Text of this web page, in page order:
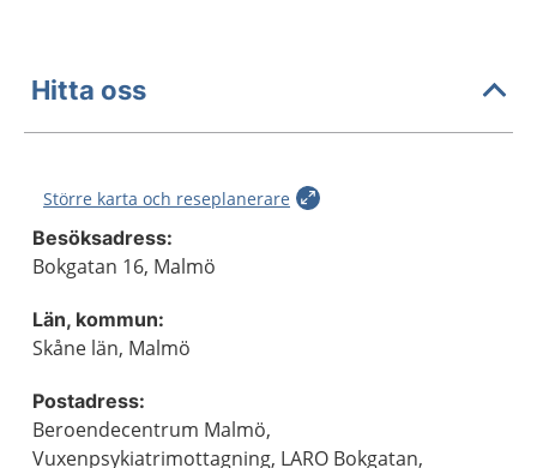
Hitta oss
Större karta och reseplanerare
Besöksadress:
Bokgatan 16, Malmö
Län, kommun:
Skåne län, Malmö
Postadress:
Beroendecentrum Malmö,
Vuxenpsykiatrimottagning, LARO Bokgatan,